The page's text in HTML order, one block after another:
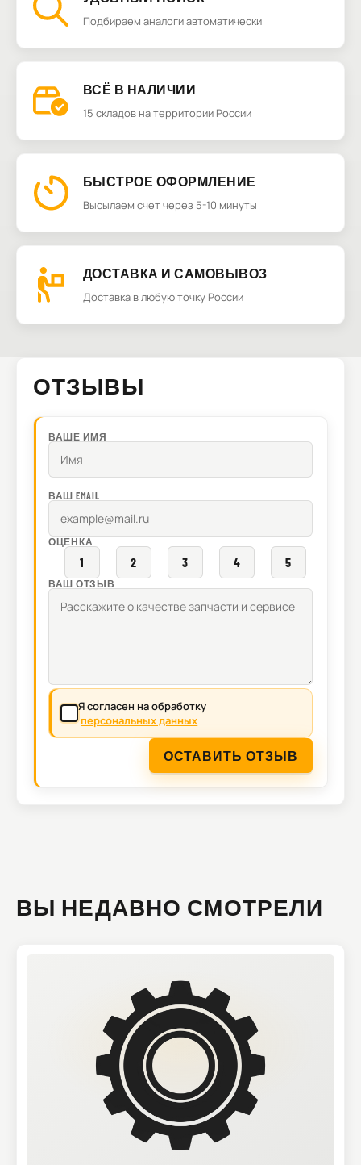
Подбираем аналоги автоматически
ВСЁ В НАЛИЧИИ
15 складов на территории России
БЫСТРОЕ ОФОРМЛЕНИЕ
Высылаем счет через 5-10 минуты
ДОСТАВКА И САМОВЫВОЗ
Доставка в любую точку России
ОТЗЫВЫ
ВАШЕ ИМЯ
ВАШ EMAIL
ОЦЕНКА
1 2 3 4 5
ВАШ ОТЗЫВ
Я согласен на обработку
персональных данных
ОСТАВИТЬ ОТЗЫВ
ВЫ НЕДАВНО СМОТРЕЛИ